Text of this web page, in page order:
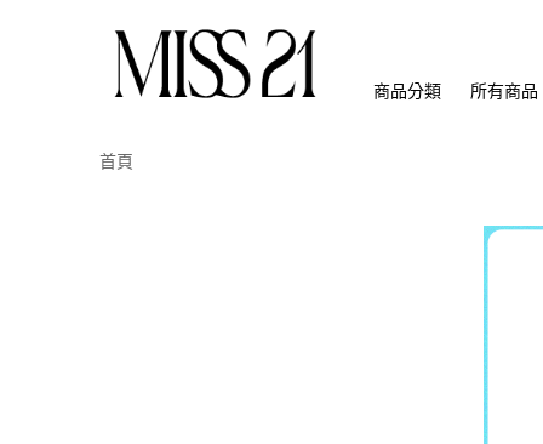
商品分類 所有商品
首頁